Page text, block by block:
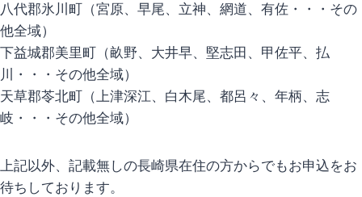
八代郡氷川町（宮原、早尾、立神、網道、有佐・・・その
他全域）
下益城郡美里町（畝野、大井早、堅志田、甲佐平、払
川・・・その他全域）
天草郡苓北町（上津深江、白木尾、都呂々、年柄、志
岐・・・その他全域）
上記以外、記載無しの長崎県在住の方からでもお申込をお
待ちしております。